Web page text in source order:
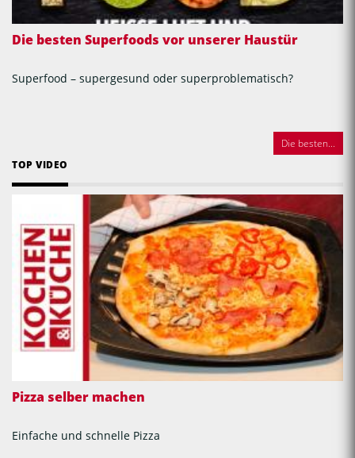
Die besten Superfoods vor unserer Haustür
Superfood – supergesund oder superproblematisch?
Die besten...
TOP VIDEO
Pizza selber machen
Einfache und schnelle Pizza